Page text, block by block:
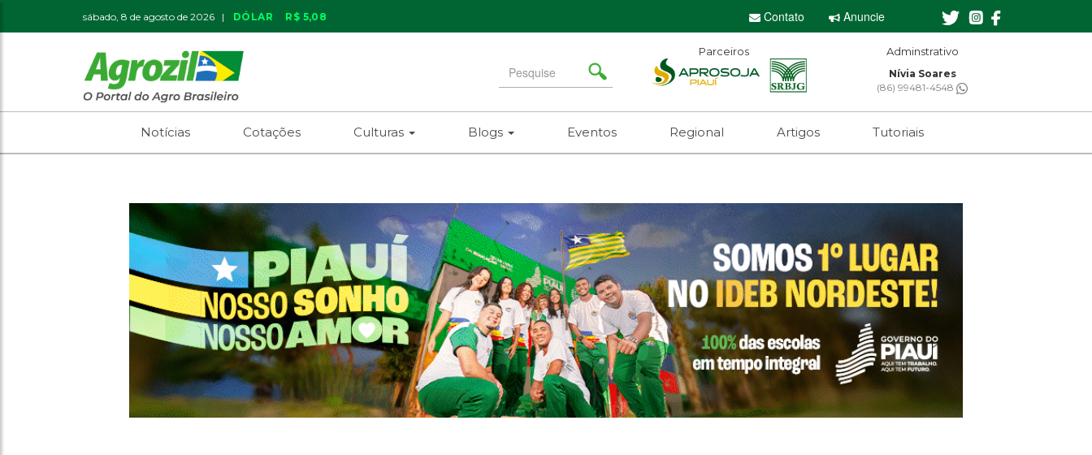
sábado, 8 de agosto de 2026 | DÓLAR R$ 5,08 Contato Anuncie
Search
for
Parceiros Adminstrativo
Nívia Soares
(86) 99481-4548
Notícias Cotações Culturas Blogs Eventos Regional Artigos Tutoriais